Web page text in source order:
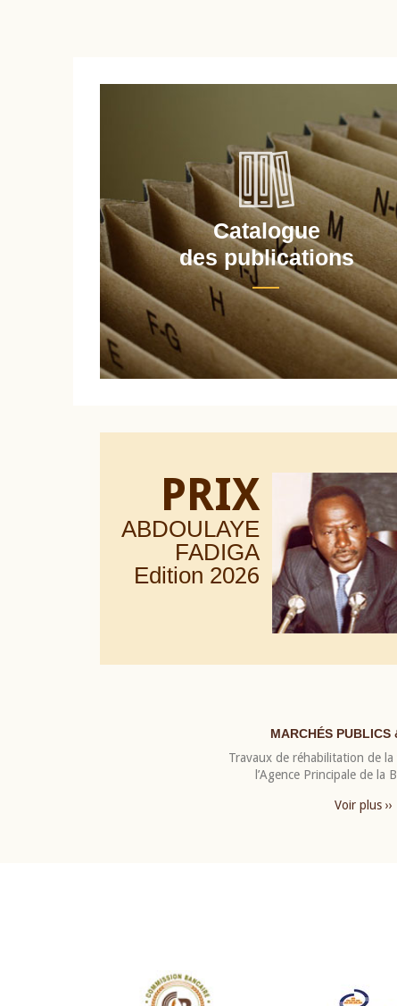
Catalogue
des publications
PRIX
ABDOULAYE
FADIGA
Edition 2026
MARCHÉS PUBLICS
Travaux de réhabilitation de
l’Agence Principale de la
Voir plus ››